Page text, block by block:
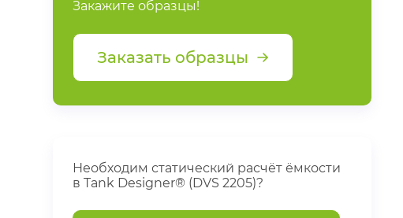
Закажите образцы!
Заказать образцы
Необходим статический расчёт ёмкости
в Tank Designer® (DVS 2205)?